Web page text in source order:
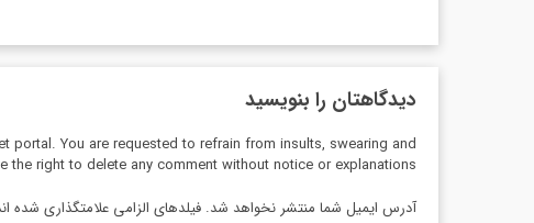
دیدگاهتان را بنویسید
You are requested to refrain from insults, swearing and
the right to delete any comment without notice or explanations.
آدرس ایمیل شما منتشر نخواهد شد. فیلدهای الزامی علامتگذاری شده